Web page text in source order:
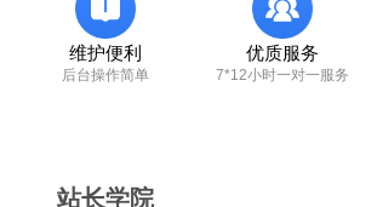
维护便利
后台操作简单
优质服务
7*12小时一对一服务
站长学院